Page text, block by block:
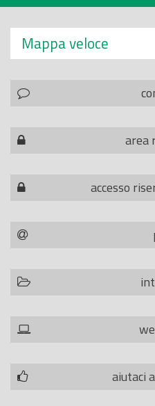
Mappa veloce
area
accesso
aiutaci